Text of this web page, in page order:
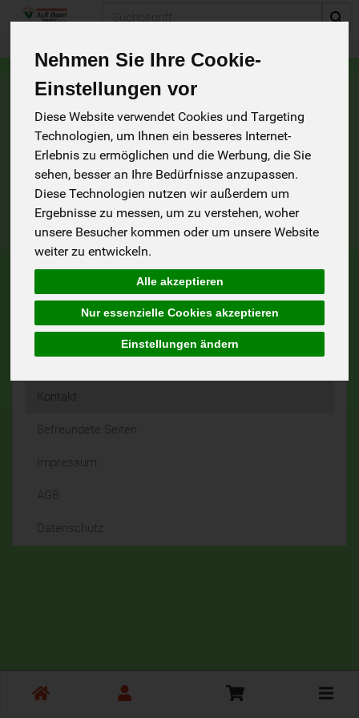
Nehmen Sie Ihre Cookie-
Einstellungen vor
Diese Website verwendet Cookies und Targeting
Technologien, um Ihnen ein besseres Internet-
Erlebnis zu ermöglichen und die Werbung, die Sie
sehen, besser an Ihre Bedürfnisse anzupassen.
Diese Technologien nutzen wir außerdem um
Ergebnisse zu messen, um zu verstehen, woher
unsere Besucher kommen oder um unsere Website
weiter zu entwickeln.
Alle akzeptieren
Nur essenzielle Cookies akzeptieren
Einstellungen ändern
Albrecht und Ruth Bauer
Tannhof 5
73553 Alfdorf
Telefon (07182) 8215
e-mail: aundr@bauer-tannhof.de
Alle Preise in Euro (€) inkl. gesetzlicher Mehrwertsteuer, zuzüglich
Servicegebühr.
© 2026 Bauer Tannhof
Kontakt
Befreundete Seiten
Impressum
AGB
Datenschutz
Toggle